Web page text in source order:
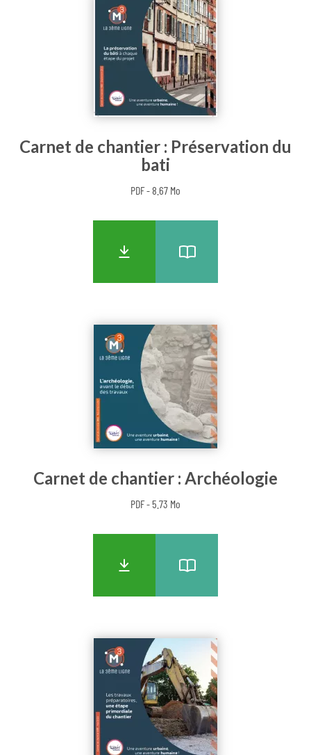
Carnet de chantier : Préservation du
bati
PDF - 8.67 Mo
Carnet de chantier : Archéologie
PDF - 5.73 Mo